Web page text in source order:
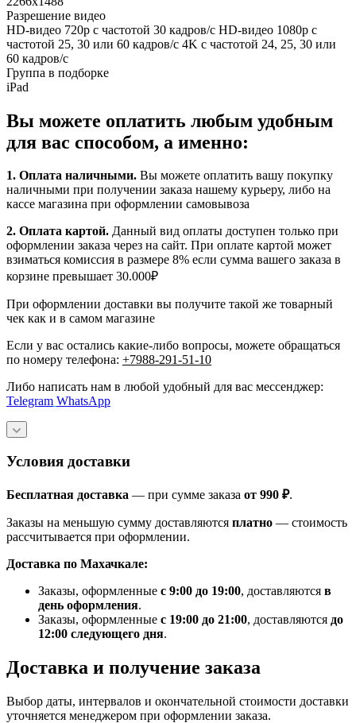
Разрешение видео
HD-видео 720p с частотой 30 кадров/ с HD-видео 1080p с
частотой 25, 30 или 60 кадров/ с 4K с частотой 24, 25, 30 или
60 кадров/ с
Группа в подборке
iPad
Вы можете оплатить любым удобным
для вас способом, а именно:
1. Оплата наличными. Вы можете оплатить вашу покупку
наличными при получении заказа нашему курьеру, либо на
кассе магазина при оформлении самовывоза
2. Оплата картой. Данный вид оплаты доступен только при
оформлении заказа через на сайт. При оплате картой может
взиматься комиссия в размере 8% если сумма вашего заказа в
корзине превышает 30.000₽
При оформлении доставки вы получите такой же товарный
чек как и в самом магазине
Если у вас остались какие-либо вопросы, можете обращаться
по номеру телефона: +7988-291-51-10
Либо написать нам в любой удобный для вас мессенджер:
Telegram WhatsApp
Условия доставки
Бесплатная доставка — при сумме заказа от 990 ₽.
Заказы на меньшую сумму доставляются платно — стоимость
рассчитывается при оформлении.
Доставка по Махачкале:
Заказы, оформленные с 9:00 до 19:00, доставляются в
день оформления.
Заказы, оформленные с 19:00 до 21:00, доставляются до
12:00 следующего дня.
Доставка и получение заказа
Выбор даты, интервалов и окончательной стоимости доставки
уточняется менеджером при оформлении заказа.